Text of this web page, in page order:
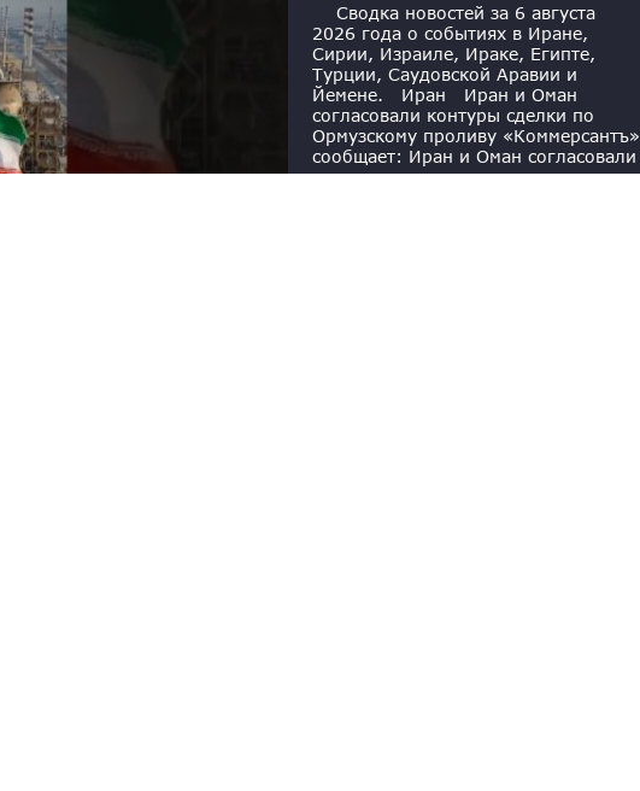
Сводка новостей за 6 августа
2026 года о событиях в Иране,
Сирии, Израиле, Ираке, Египте,
Турции, Саудовской Аравии и
Йемене. Иран Иран и Оман
согласовали контуры сделки по
Ормузскому проливу «Коммерсантъ»
сообщает: Иран и Оман согласовали
основные положения сделки о